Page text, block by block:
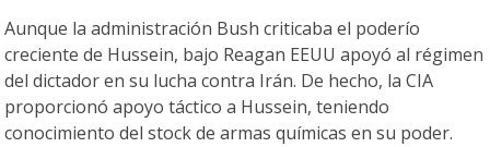
Aunque la administración Bush criticaba el poderío
creciente de Hussein, bajo Reagan EEUU apoyó al régimen
del dictador en su lucha contra Irán. De hecho, la CIA
proporcionó apoyo táctico a Hussein, teniendo
conocimiento del stock de armas químicas en su poder.